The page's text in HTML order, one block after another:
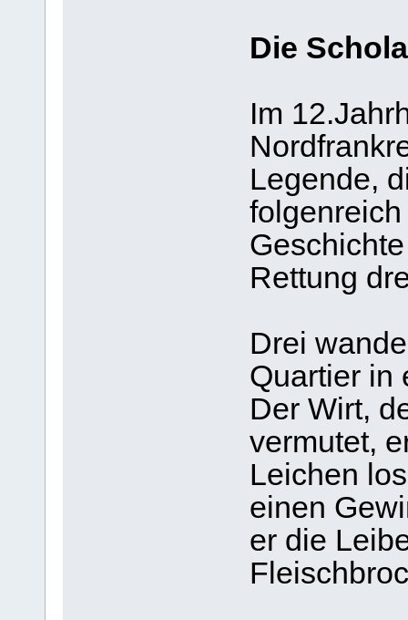
Die
Im
Legende,
Rettung
Drei
Quartier in
Der Wirt,
vermutet,
Leichen
einen
er die